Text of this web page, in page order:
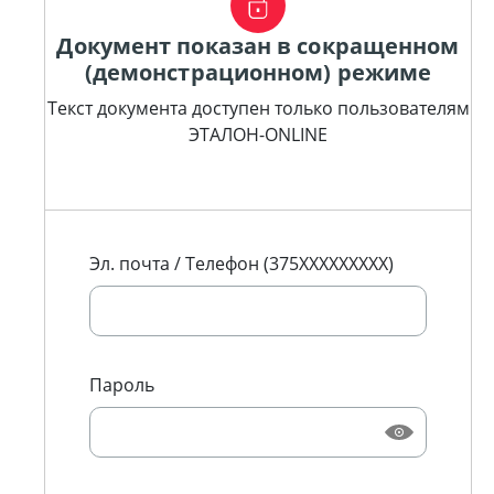
Документ показан в сокращенном
(демонстрационном) режиме
Текст документа доступен только пользователям
ЭТАЛОН-ONLINE
Эл. почта / Телефон (375XXXXXXXXX)
Пароль